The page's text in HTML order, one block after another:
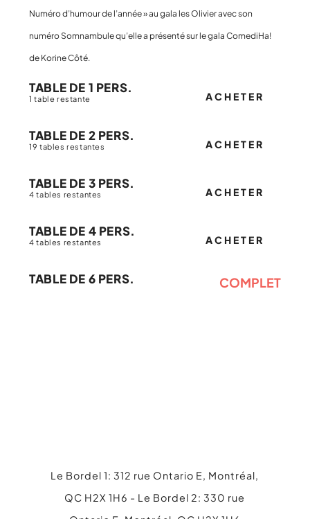
Numéro d’humour de l’année » au gala les Olivier avec son
numéro Somnambule qu’elle a présenté sur le gala ComediHa!
de Korine Côté.
TABLE DE 1 PERS.
1 table restante ACHETER
TABLE DE 2 PERS.
19 tables restantes ACHETER
TABLE DE 3 PERS.
4 tables restantes ACHETER
TABLE DE 4 PERS.
4 tables restantes ACHETER
TABLE DE 6 PERS. COMPLET
Le Bordel 1: 312 rue Ontario E, Montréal,
QC H2X 1H6 - Le Bordel 2: 330 rue